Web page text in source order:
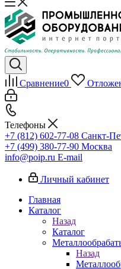
Сравнение0
Телефоны
+7 (812) 602-77-08 Санкт-
+7 (499) 380-77-90 Москва
info@poip.ru E-mail
Личный кабинет
Главная
Каталог
Назад
Каталог
Назад